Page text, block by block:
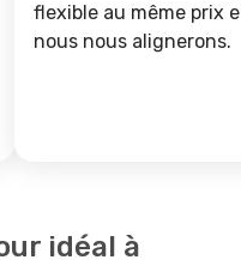
flexible au même prix
nous nous alignerons.
idéal à